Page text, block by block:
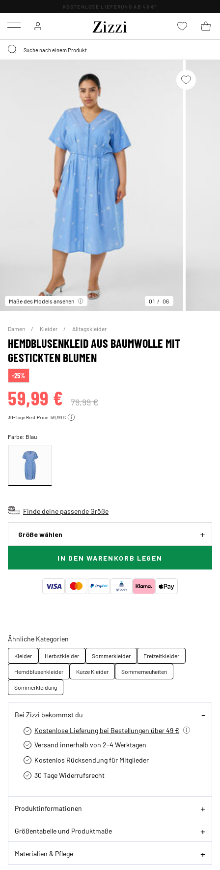
KOSTENLOSE LIEFERUNG AB 49 €*
Menu
Maße des Models ansehen 01 06
Damen Kleider Alltagskleider
HEMDBLUSENKLEID AUS BAUMWOLLE MIT
GESTICKTEN BLUMEN
-25%
59,99 € 79,99 €
30-Tage Best Price: 59,99 €
Farbe: Blau
Finde deine passende Größe
Größe wählen
IN DEN WARENKORB LEGEN
Ähnliche Kategorien
Kleider Herbstkleider Sommerkleider
Freizeitkleider
Hemdblusenkleider
Kurze Kleider
Sommerneuheiten
Sommerkleidung
Bei Zizzi bekommst du
Kostenlose Lieferung bei Bestellungen über 49 €
Versand innerhalb von 2-4 Werktagen
Kostenlos Rücksendung für Mitglieder
30 Tage Widerrufsrecht
Produktinformationen
Größentabelle und Produktmaße
Materialien & Pflege